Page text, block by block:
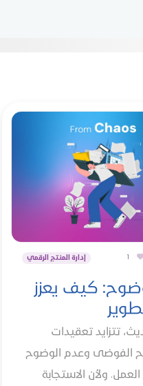
إدارة المنتج الرقمي
كيف يعزز
تتزايد تعقيدات
الفوضى وعدم الوضوح
ولأن الاستجابة